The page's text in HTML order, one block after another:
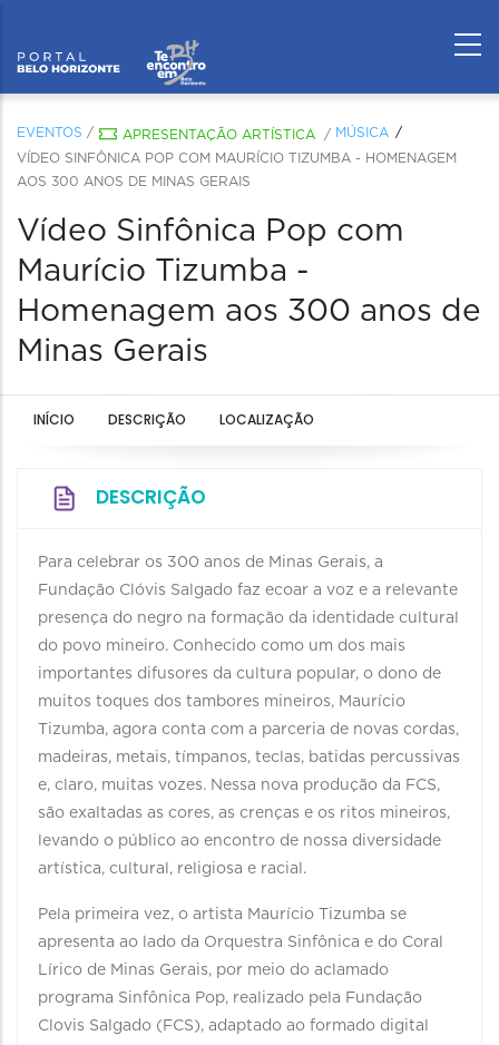
EVENTOS / APRESENTAÇÃO ARTÍSTICA / MÚSICA
VÍDEO SINFÔNICA POP COM MAURÍCIO TIZUMBA - HOMENAGEM
AOS 300 ANOS DE MINAS GERAIS
Vídeo Sinfônica Pop com
Maurício Tizumba -
Homenagem aos 300 anos de
Minas Gerais
INÍCIO DESCRIÇÃO LOCALIZAÇÃO
DESCRIÇÃO
Para celebrar os 300 anos de Minas Gerais, a
Fundação Clóvis Salgado faz ecoar a voz e a relevante
presença do negro na formação da identidade cultural
do povo mineiro. Conhecido como um dos mais
importantes difusores da cultura popular, o dono de
muitos toques dos tambores mineiros, Maurício
Tizumba, agora conta com a parceria de novas cordas,
madeiras, metais, tímpanos, teclas, batidas percussivas
e, claro, muitas vozes. Nessa nova produção da FCS,
são exaltadas as cores, as crenças e os ritos mineiros,
levando o público ao encontro de nossa diversidade
artística, cultural, religiosa e racial.
Pela primeira vez, o artista Maurício Tizumba se
apresenta ao lado da Orquestra Sinfônica e do Coral
Lírico de Minas Gerais, por meio do aclamado
programa Sinfônica Pop, realizado pela Fundação
Clovis Salgado (FCS), adaptado ao formado digital